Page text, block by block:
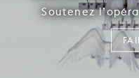
Soutenez